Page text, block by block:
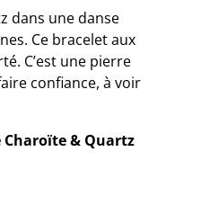
dans une danse
Ce bracelet aux
C’est une pierre
confiance, à voir
Charoïte & Quartz